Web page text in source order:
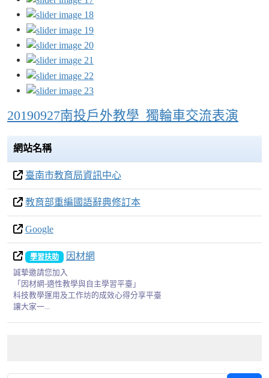
20190927南投戶外教學_獨輪車交流表演
網站名稱
臺南市教育局資訊中心
教育部重編國語辭典修訂本
Google
學習扶助 因材網
誠摯邀請您加入
「因材網-適性教學與自主學習平臺」
科技教學運用及工作坊的成效心得分享平臺
讓大家一...